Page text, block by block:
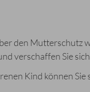
den Mutterschutz
verschaffen Sie
Kind können